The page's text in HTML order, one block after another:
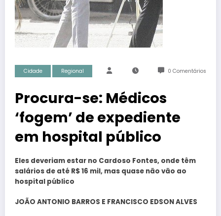
Cidade Regional 0 Comentários
Procura-se: Médicos
‘fogem’ de expediente
em hospital público
Eles deveriam estar no Cardoso Fontes, onde têm
salários de até R$ 16 mil, mas quase não vão ao
hospital público
JOÃO ANTONIO BARROS E FRANCISCO EDSON ALVES